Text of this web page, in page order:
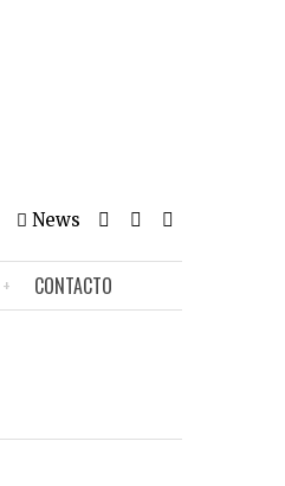
News
CONTACTO